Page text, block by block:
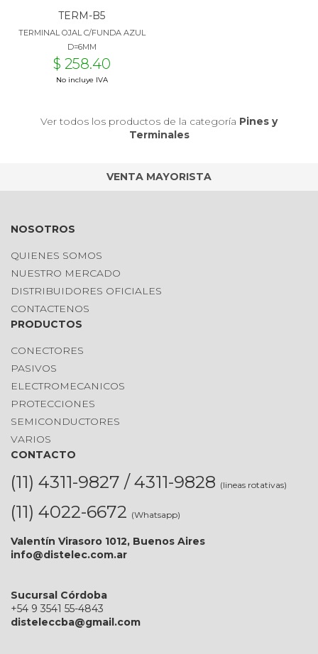
TERM-B5
TERMINAL OJAL C/FUNDA AZUL
D=6MM
$ 258.40
No incluye IVA
Ver todos los productos de la categoría Pines y
Terminales
VENTA MAYORISTA
NOSOTROS
QUIENES SOMOS
NUESTRO MERCADO
DISTRIBUIDORES OFICIALES
CONTACTENOS
PRODUCTOS
CONECTORES
PASIVOS
ELECTROMECANICOS
PROTECCIONES
SEMICONDUCTORES
VARIOS
CONTACTO
(11) 4311-9827 / 4311-9828 (lineas rotativas)
(11) 4022-6672 (Whatsapp)
Valentín Virasoro 1012, Buenos Aires
info@distelec.com.ar
Sucursal Córdoba
+54 9 3541 55-4843
disteleccba@gmail.com